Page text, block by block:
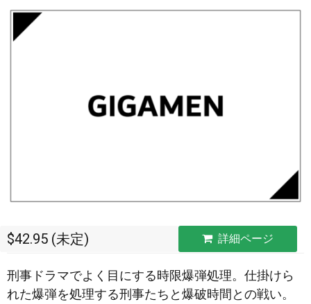
$42.95 (未定) 詳細ページ
刑事ドラマでよく目にする時限爆弾処理。仕掛けら
れた爆弾を処理する刑事たちと爆破時間との戦い。